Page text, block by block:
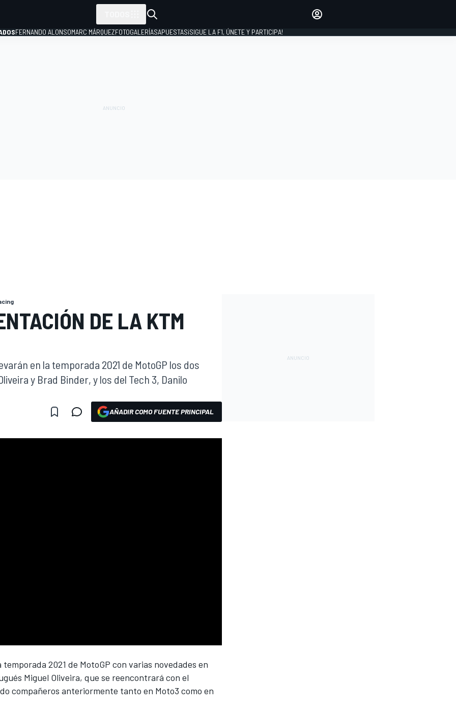
FERNANDO ALONSOMARC MÁRQUEZFOTOGALERÍASAPUESTAS¡SIGUE LA F1, ÚNETE Y PARTICIPA!
DE LA KTM
en la temporada 2021 de MotoGP los dos
y Brad Binder, y los del Tech 3, Danilo
AÑADIR COMO FUENTE PRINCIPAL
2021 de MotoGP con varias novedades en
Miguel Oliveira, que se reencontrará con el
compañeros anteriormente tanto en Moto3 como en